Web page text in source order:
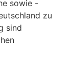
sowie -
zu
sind